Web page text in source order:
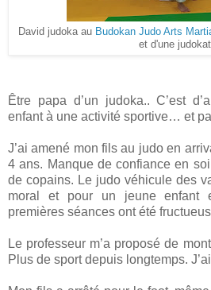
David judoka au Budokan Judo Arts
et d'une
Être papa d’un judoka.. C’est
enfant à une activité sportive… et
J’ai amené mon fils au judo en
4 ans. Manque de confiance en
de copains. Le judo véhicule des
moral et pour un jeune enfant
premières séances ont été
Le professeur m’a proposé de
Plus de sport depuis longtemps.